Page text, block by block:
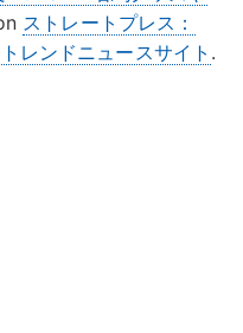
ストレートプレス：
レンドニュースサイト .